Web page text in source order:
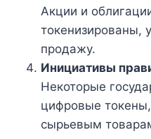
Акции и
токенизированы,
продажу.
Инициативы
Некоторые
цифровые
сырьевым